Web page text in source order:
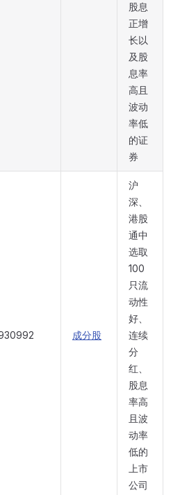
股息
正增
长以
及股
息率
高且
波动
率低
的证
券
成分股
沪
深、
港股
通中
选取
100
只流
动性
好、
连续
分
红、
股息
率高
且波
动率
低的
上市
公司